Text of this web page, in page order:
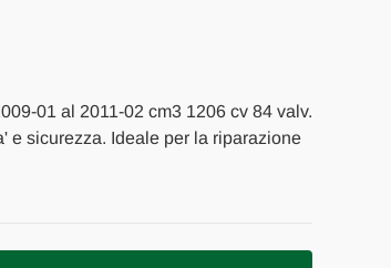
01 al 2011-02 cm3 1206 cv 84 valv.
sicurezza. Ideale per la riparazione